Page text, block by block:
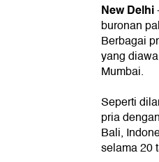
New Delhi
buronan
Berbagai
yang
Mumbai.
Seperti
pria
Bali,
selama 20